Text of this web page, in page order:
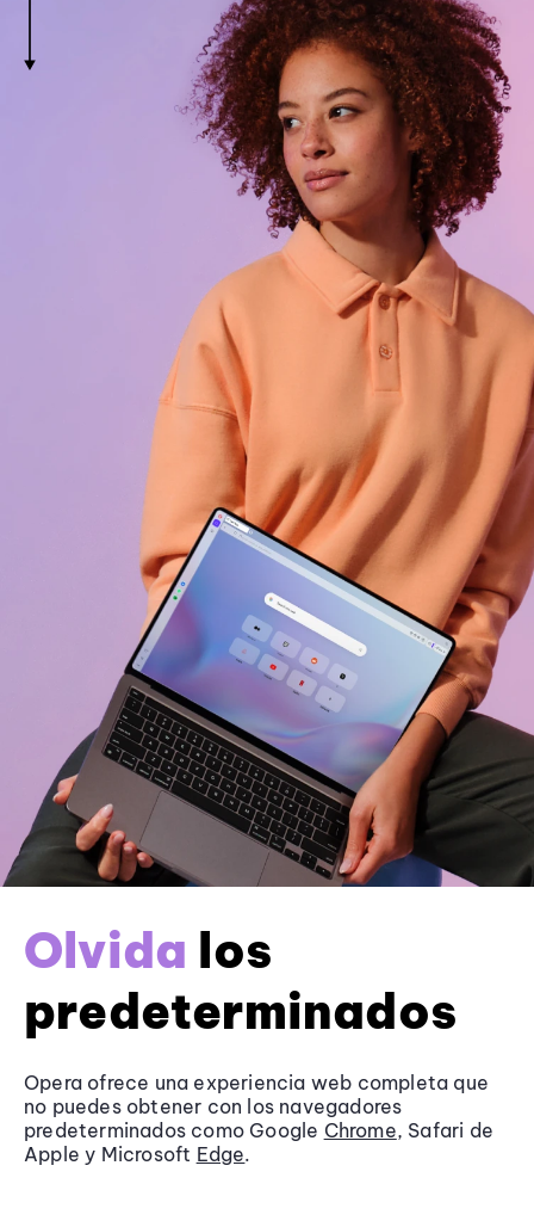
Olvida los
predeterminados
Opera ofrece una experiencia web completa que
no puedes obtener con los navegadores
predeterminados como Google Chrome, Safari de
Apple y Microsoft Edge.